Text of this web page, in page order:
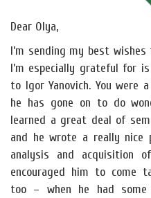
Dear Olya,
I’m sending my best
I’m especially grateful for
to Igor Yanovich. You were
he has gone on to do
learned a great deal of
and he wrote a really nice
analysis and acquisition
encouraged him to come
too – when he had some